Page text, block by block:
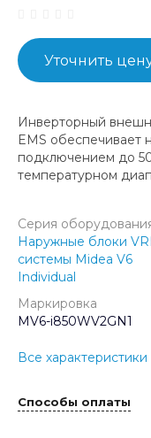
Уточнить
Инверторный
EMS
подключением до
температурном
Серия
Наружные блоки
системы Midea V6
Individual
Маркировка
MV6-i850WV2GN1
Все характеристики
Способы оплаты